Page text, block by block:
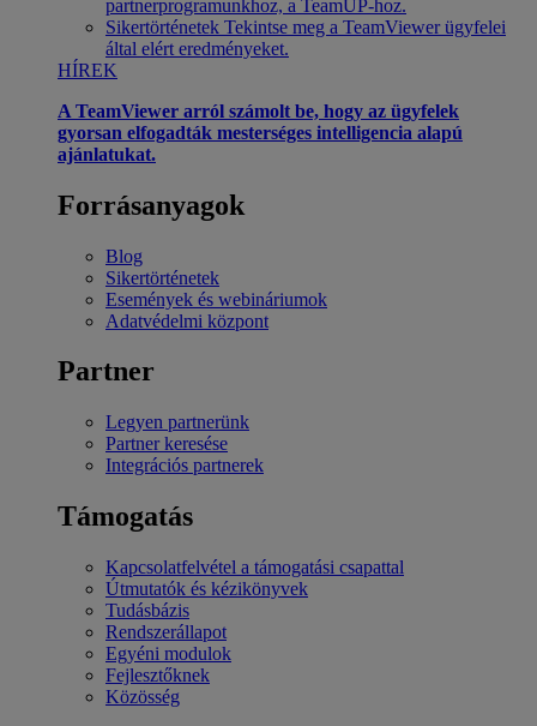
partnerprogramunkhoz, a TeamUP-hoz.
Sikertörténetek Tekintse meg a TeamViewer ügyfelei
által elért eredményeket.
HÍREK
A TeamViewer arról számolt be, hogy az ügyfelek
gyorsan elfogadták mesterséges intelligencia alapú
ajánlatukat.
Forrásanyagok
Blog
Sikertörténetek
Események és webináriumok
Adatvédelmi központ
Partner
Legyen partnerünk
Partner keresése
Integrációs partnerek
Támogatás
Kapcsolatfelvétel a támogatási csapattal
Útmutatók és kézikönyvek
Tudásbázis
Rendszerállapot
Egyéni modulok
Fejlesztőknek
Közösség